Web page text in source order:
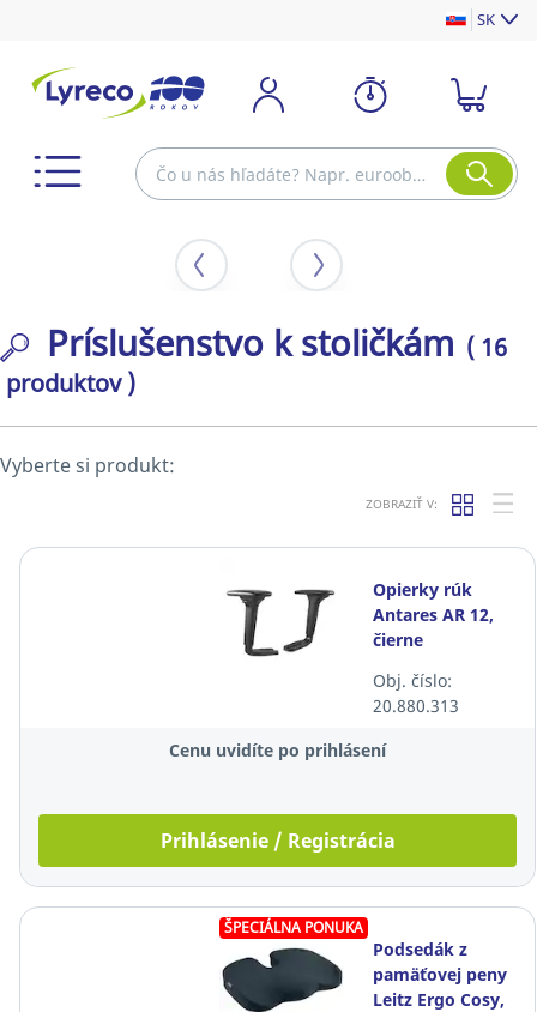
SK
Príslušenstvo k stoličkám ( 16
produktov )
Vyberte si produkt:
ZOBRAZIŤ V:
Opierky rúk
Antares AR 12,
čierne
Obj. číslo:
20.880.313
Cenu uvidíte po prihlásení
Prihlásenie / Registrácia
ŠPECIÁLNA PONUKA
Podsedák z
pamäťovej peny
Leitz Ergo Cosy,